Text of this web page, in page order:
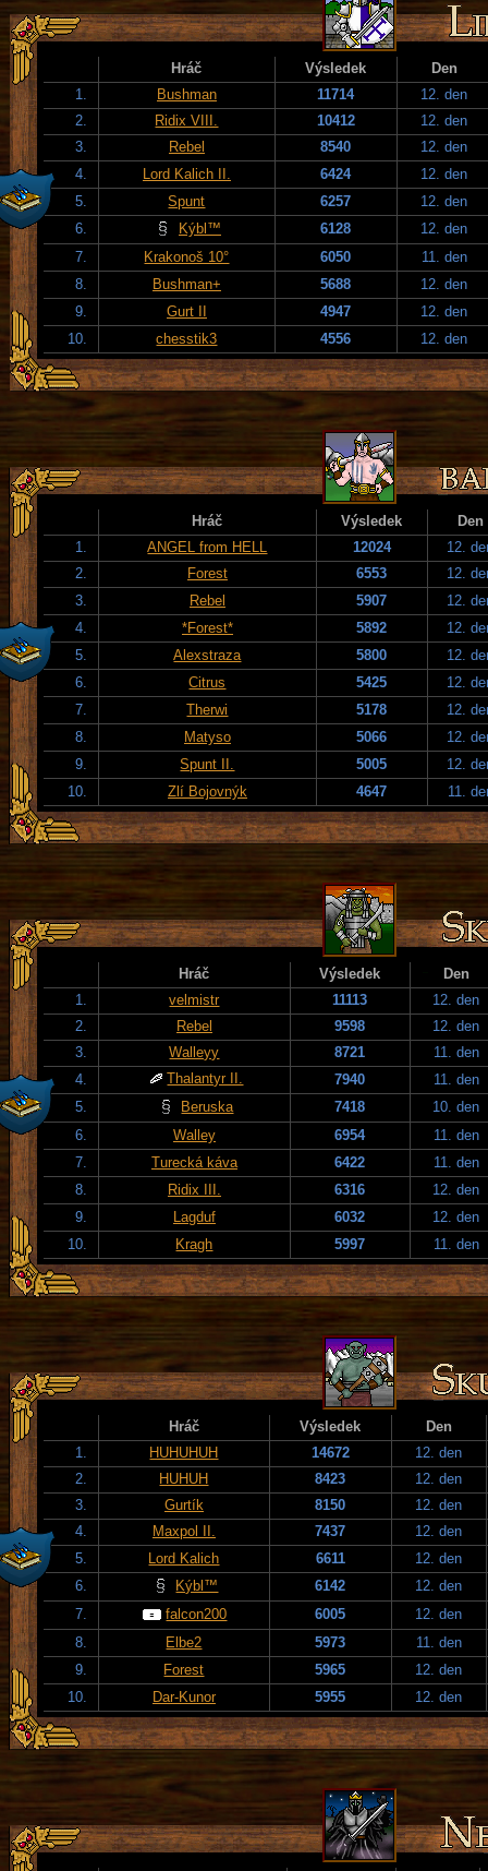
Hráč Výsledek
Den
1.
Bushman 11714
12. den
2.
Ridix VIII. 10412
12. den
3.
Rebel 8540
12. den
4.
Lord Kalich II. 6424
12. den
5.
Spunt 6257
12. den
6.
Kýbl™ 6128
12. den
7.
Krakonoš 10° 6050
11. den
8.
Bushman+ 5688
12. den
9.
Gurt II 4947
12. den
10.
chesstik3 4556 12. den
Hráč Výsledek
Den
1.
ANGEL from HELL 12024
12.
2.
Forest 6553
12.
3.
Rebel 5907
12.
4.
*Forest* 5892
12.
5.
Alexstraza 5800
12.
6.
Citrus 5425
12.
7.
Therwi 5178
12.
8.
Matyso 5066
12.
9.
Spunt II. 5005
12.
10.
Zlí Bojovnýk 4647 11.
Hráč Výsledek
Den
1.
velmistr 11113
12. den
2.
Rebel 9598
12. den
3.
Walleyy 8721
11. den
4.
Thalantyr II. 7940
11. den
5.
Beruska 7418
10. den
6.
Walley 6954
11. den
7.
Turecká káva 6422
11. den
8.
Ridix III. 6316
12. den
9.
Lagduf 6032
12. den
10.
Kragh 5997 11. den
Hráč Výsledek
Den
1.
HUHUHUH 14672
12. den
2.
HUHUH 8423
12. den
3.
Gurtík 8150
12. den
4.
Maxpol II. 7437
12. den
5.
Lord Kalich 6611
12. den
6.
Kýbl™ 6142
12. den
7.
falcon200 6005
12. den
8.
Elbe2 5973
11. den
9.
Forest 5965
12. den
10.
Dar-Kunor 5955 12. den